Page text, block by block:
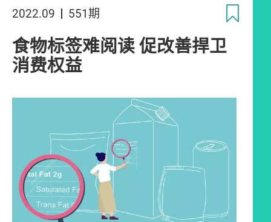
2022.09 551期
食物标签难阅读 促改善捍卫
消费权益